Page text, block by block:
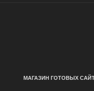
МАГАЗИН ГОТОВЫХ